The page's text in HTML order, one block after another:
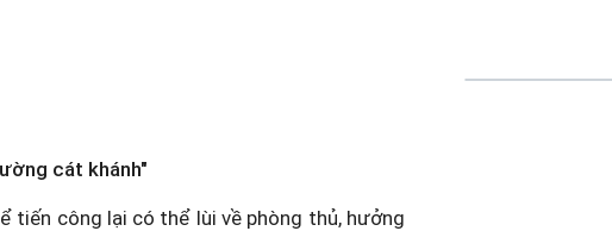
cát khánh"
tiến công lại có thể lùi về phòng thủ, hưởng